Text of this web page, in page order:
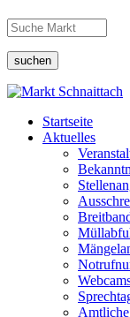
suchen
Startseite
Aktuelles